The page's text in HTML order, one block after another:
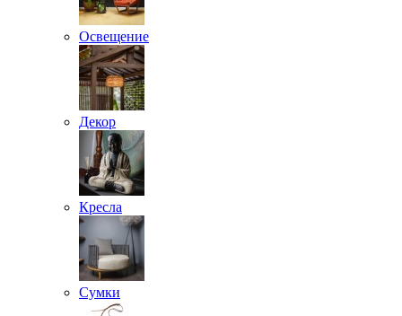
Освещение
Декор
Кресла
Сумки